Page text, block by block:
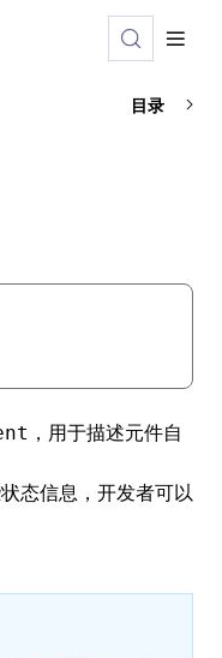
index is
目录
，用于描述元件自
态信息，开发者可以